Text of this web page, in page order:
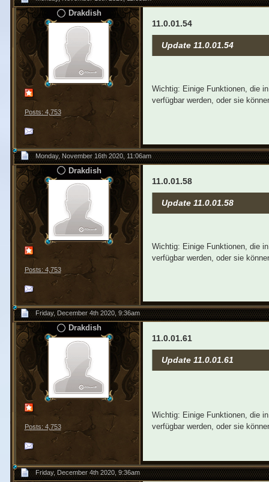
Drakdish
Posts: 4,753
11.0.01.54
Update 11.0.01.54
Wichtig: Einige Funktionen, die
verfügbar werden, oder sie
Monday, November 16th 2020, 11:06am
Drakdish
Posts: 4,753
11.0.01.58
Update 11.0.01.58
Wichtig: Einige Funktionen, die
verfügbar werden, oder sie
Friday, December 4th 2020, 9:36am
Drakdish
Posts: 4,753
11.0.01.61
Update 11.0.01.61
Wichtig: Einige Funktionen, die
verfügbar werden, oder sie
Friday, December 4th 2020, 9:36am